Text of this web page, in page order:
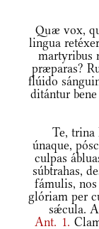
Quæ vox,
lingua
martyribus
præparas?
flúido
ditántur
Te, trina
únaque,
culpas
súbtrahas,
fámulis, nos
glóriam per
sǽcula.
Ant. 1.